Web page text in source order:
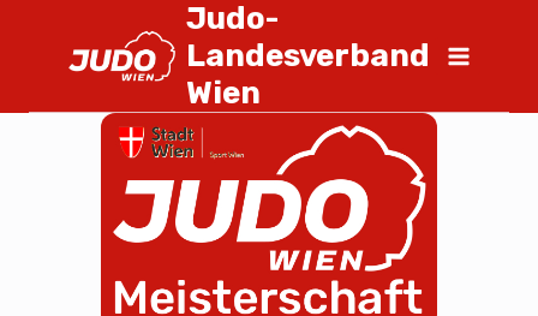
Judo-
Landesverband
Wien